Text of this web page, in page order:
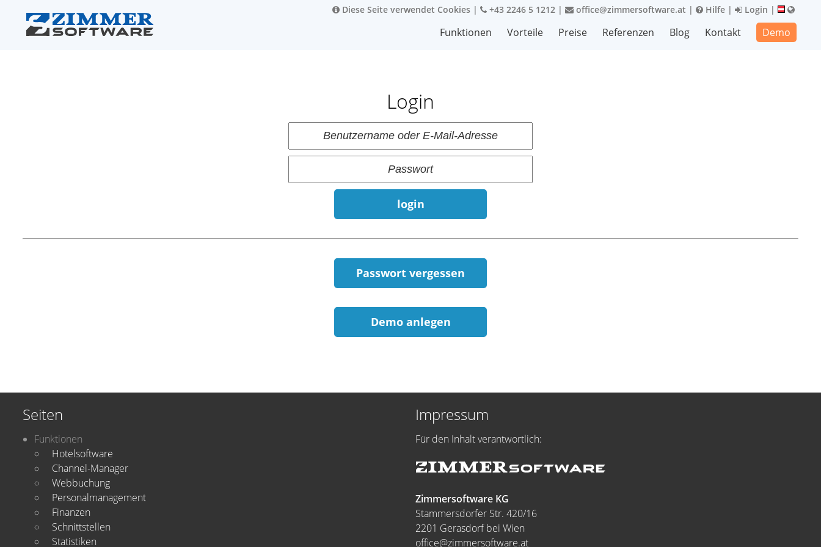
Diese Seite verwendet Cookies | +43 2246 5 1212 | office@zimmersoftware.at | Hilfe | Login |
Funktionen Vorteile Preise Referenzen Blog Kontakt Demo
Login
login
Passwort vergessen
Demo anlegen
Seiten
Funktionen
Hotelsoftware
Channel-Manager
Webbuchung
Personalmanagement
Finanzen
Schnittstellen
Statistiken
Impressum
Für den Inhalt verantwortlich:
Zimmersoftware KG
Stammersdorfer Str. 420/16
2201 Gerasdorf bei Wien
office@zimmersoftware.at